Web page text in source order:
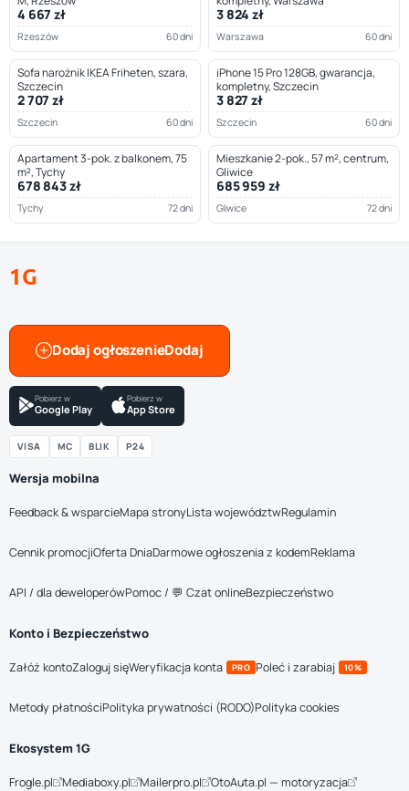
4 667 zł
Rzeszów 60 dni
3 824 zł
Warszawa 60 dni
Sofa narożnik IKEA Friheten, szara,
Szczecin
2 707 zł
Szczecin 60 dni
iPhone 15 Pro 128GB, gwarancja,
kompletny, Szczecin
3 827 zł
Szczecin 60 dni
Apartament 3-pok. z balkonem, 75
m², Tychy
678 843 zł
Tychy 72 dni
Mieszkanie 2-pok., 57 m², centrum,
Gliwice
685 959 zł
Gliwice 72 dni
1G
Dodaj ogłoszenie
Pobierz w
Google Play
Pobierz w
App Store
VISA MC BLIK P24
Wersja mobilna
Feedback & wsparcieMapa stronyLista województwRegulamin
Cennik promocjiOferta DniaDarmowe ogłoszenia z kodemReklama
API / dla deweloperówPomoc / 💬 Czat onlineBezpieczeństwo
Konto i Bezpieczeństwo
Załóż kontoZaloguj sięWeryfikacja konta PRO Poleć i zarabiaj 10%
Metody płatnościPolityka prywatności (RODO)Polityka cookies
Ekosystem 1G
Frogle.pl Mediaboxy.pl Mailerpro.pl OtoAuta.pl — motoryzacja